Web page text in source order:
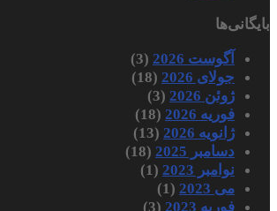
بایگانی‌ها
آگوست 2026
(3)
جولای 2026
(18)
ژوئن 2026
(3)
فوریه 2026
(18)
ژانویه 2026
(13)
دسامبر 2025
(18)
نوامبر 2023
(1)
می 2023
(1)
فوریه 2023
(3)